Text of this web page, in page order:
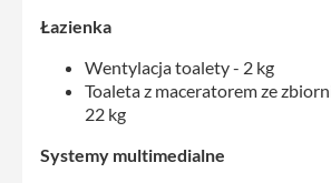
Łazienka
Wentylacja toalety - 2 kg
Toaleta z maceratorem ze
22 kg
Systemy multimedialne